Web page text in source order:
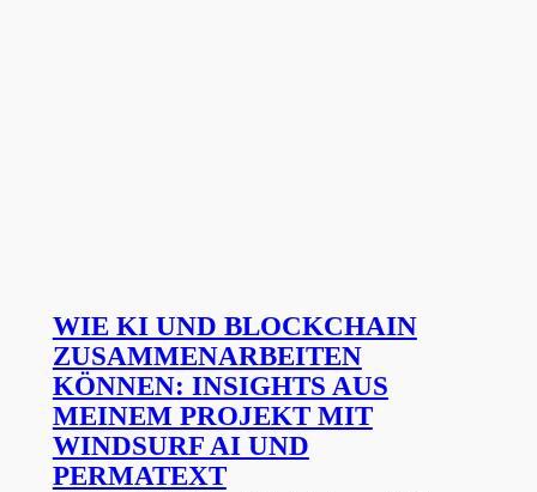
WIE KI UND BLOCKCHAIN
ZUSAMMENARBEITEN
KÖNNEN: INSIGHTS AUS
MEINEM PROJEKT MIT
WINDSURF AI UND
PERMATEXT